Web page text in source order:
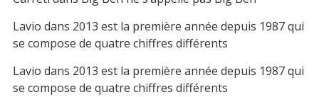
Lavio dans 2013 est la première année depuis 1987 qui
se compose de quatre chiffres différents
Lavio dans 2013 est la première année depuis 1987 qui
se compose de quatre chiffres différents